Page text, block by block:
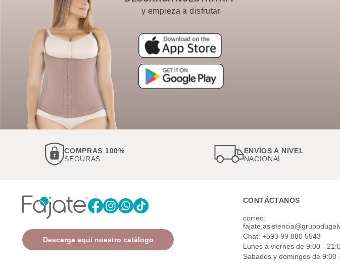
y empieza a disfrutar
COMPRAS 100%
SEGURAS
ENVÍOS A NIVEL
NACIONAL
Descarga aquí nuestro catálogo
CONTÁCTANOS
correo:
Chat: +593 99 880 5543
Lunes a viernes de 9:00 -
Sabados y domingos de 9:00